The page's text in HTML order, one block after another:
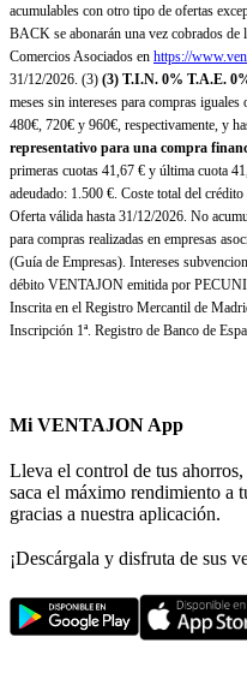
acumulables con otro tipo de ofertas
BACK se abonarán una vez cobrados
Comercios Asociados en https://
31/12/2026. (3) (3) T.I.N. 0% T.A.E.
meses sin intereses para compras
480€, 720€ y 960€, respectivamente, y
representativo para una compra
primeras cuotas 41,67 € y última cuota
adeudado: 1.500 €. Coste total del
Oferta válida hasta 31/12/2026. No
para compras realizadas en empresas
(Guía de Empresas). Intereses
débito VENTAJON emitida por
Inscrita en el Registro Mercantil de
Inscripción 1ª. Registro de Banco de
Mi VENTAJON App
Lleva el control de tus
saca el máximo rendimiento a
gracias a nuestra aplicación.
¡Descárgala y disfruta de sus